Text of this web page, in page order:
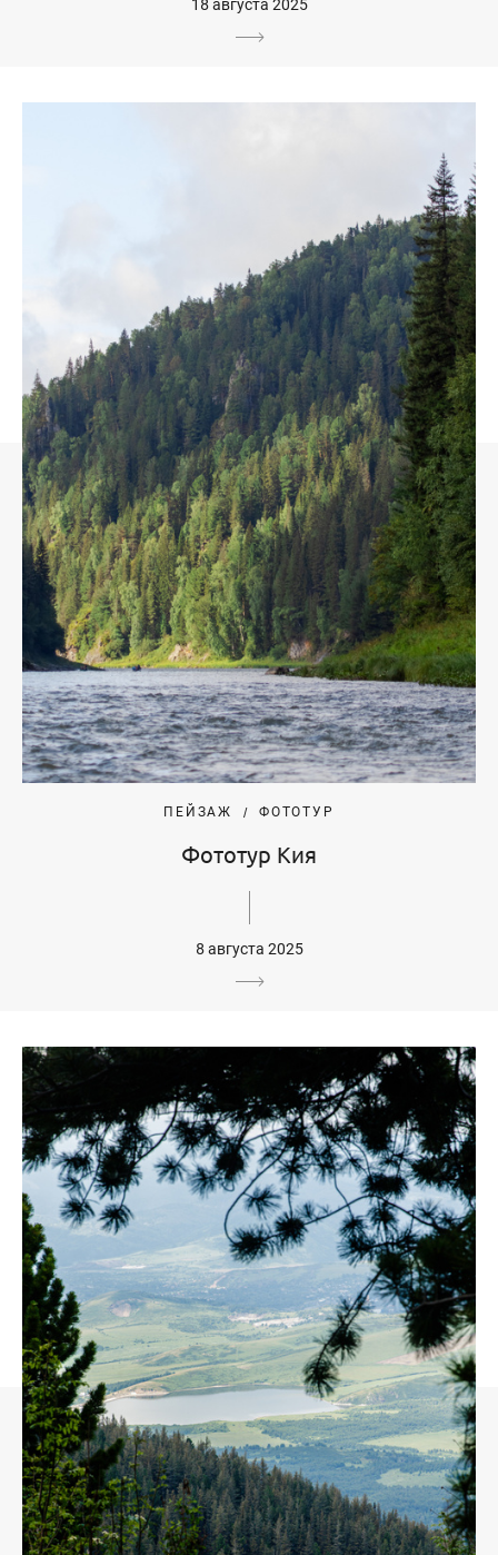
18 августа 2025
ПЕЙЗАЖ ФОТОТУР
Фототур Кия
8 августа 2025